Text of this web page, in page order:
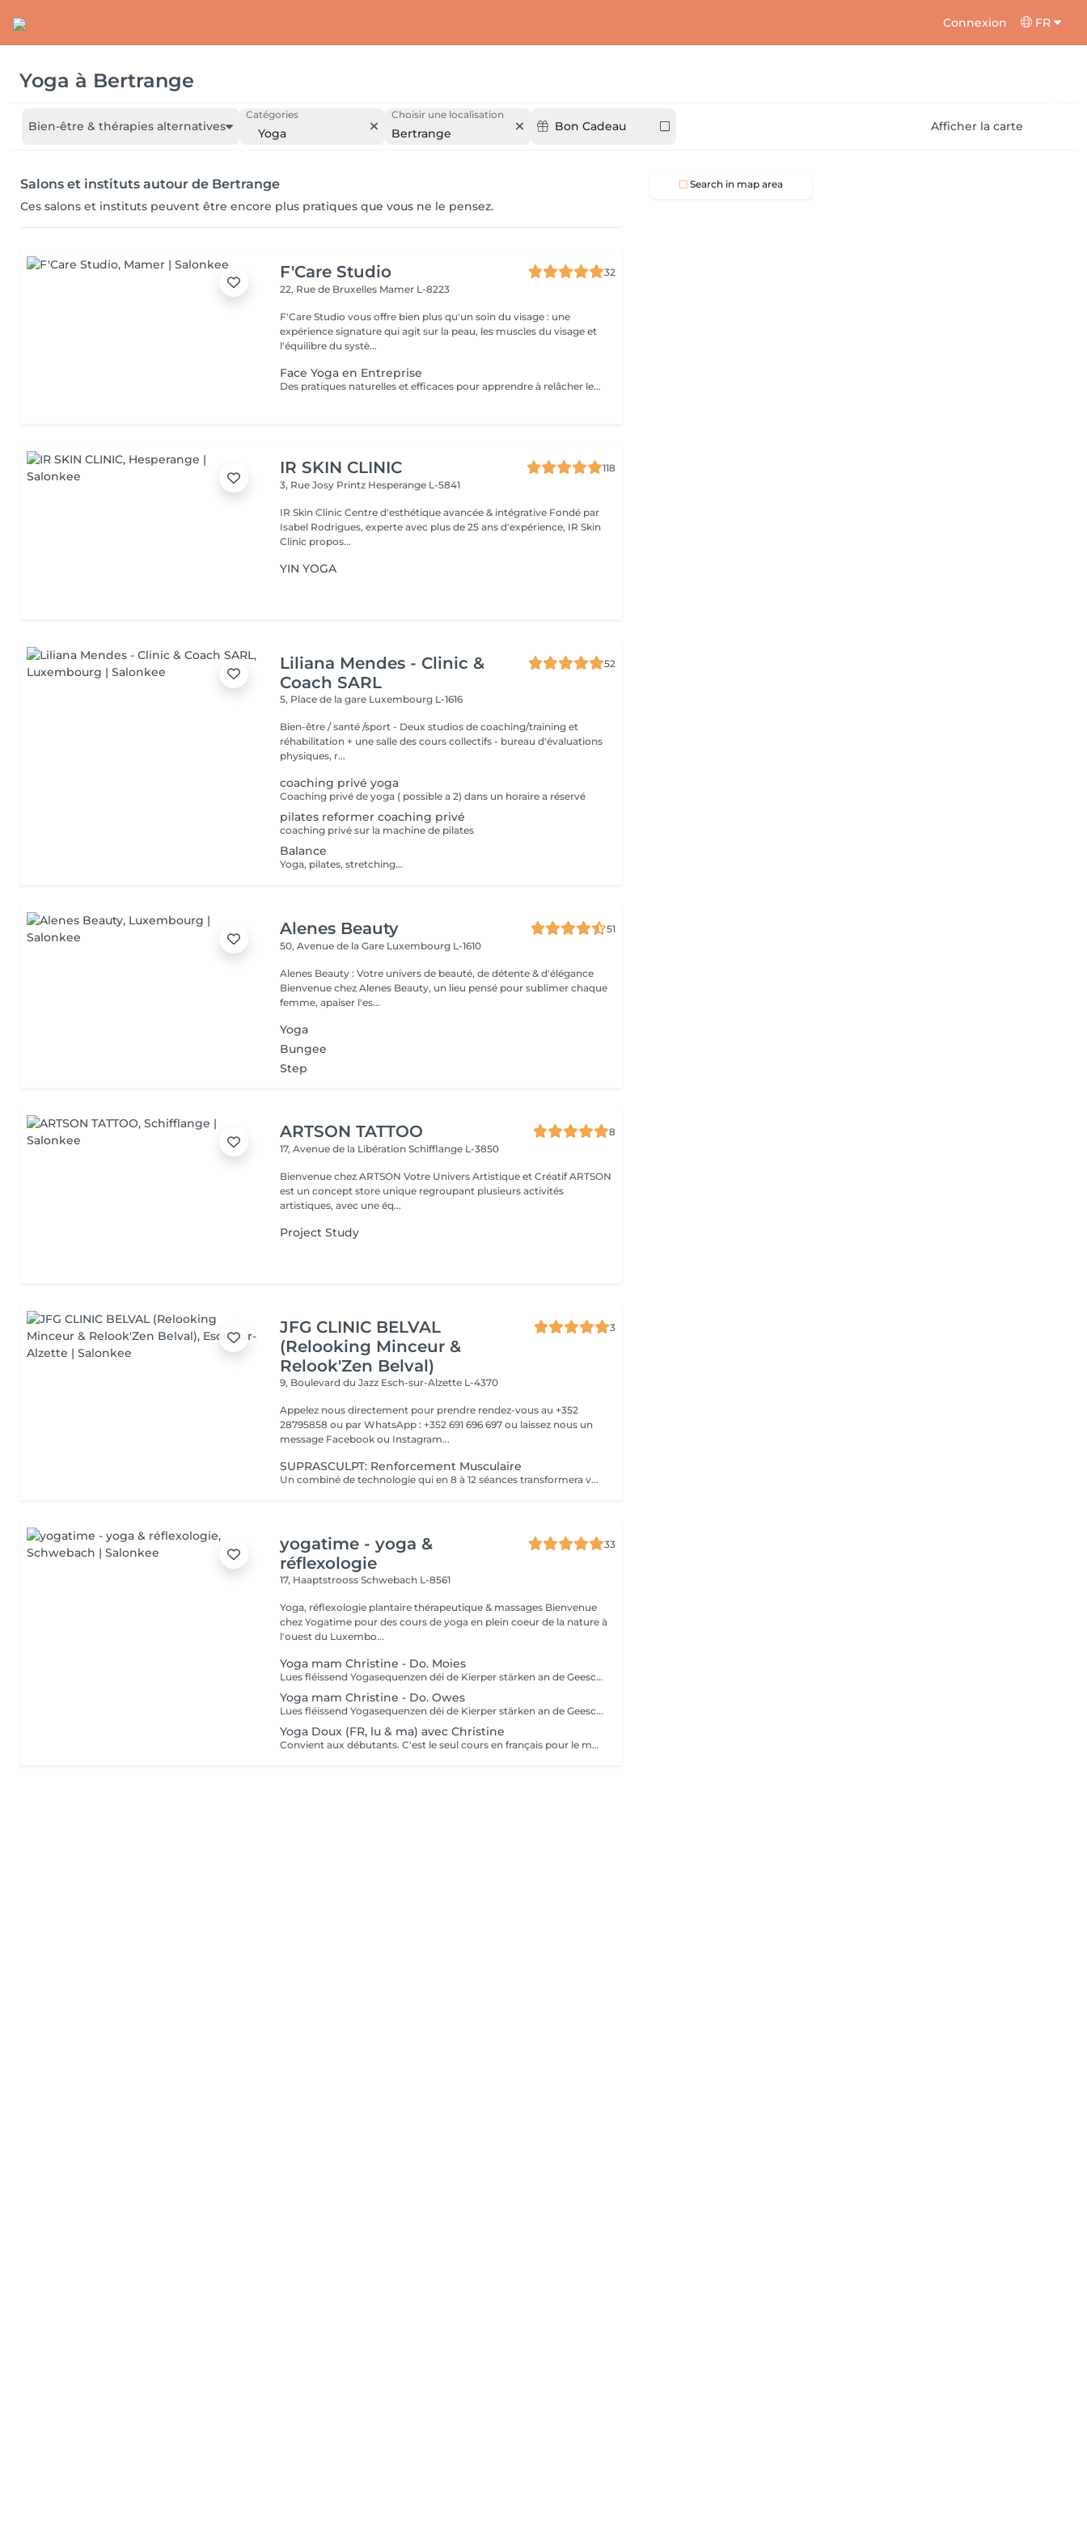
Connexion FR
Yoga à Bertrange
Bien-être & thérapies alternatives
Catégories
Yoga
Choisir une localisation
Bertrange Bon Cadeau Afficher la carte
Salons et instituts autour de Bertrange
Ces salons et instituts peuvent être encore plus pratiques que vous ne le pensez.
F'Care Studio
32
22, Rue de Bruxelles Mamer L-8223
F'Care Studio vous offre bien plus qu'un soin du visage : une
expérience signature qui agit sur la peau, les muscles du visage et
l'équilibre du systè...
Face Yoga en Entreprise
Des pratiques naturelles et efficaces pour apprendre à relâcher les tensions musculaires accumulées au cours de la journée, corriger la posture et défatiguer le regard. En associant la respiration aux exercices, le yoga du visage favorise la relaxation et la concentration mentale. Le Yoga du visage apporte une prise de conscience. C'est une boîte à outils dans laquelle chacun peut piocher l'outil qui répondra à son besoin au moment précis que ce soit un exercice, un automassage, un point d'acupression, le taping. C'est un véritable allié dans la prise en charge du bien-être de vos employés au quotidien ! Ce cours est pratiqué sur place, pour des groupes de 15 personnes maximum et ne nécessite aucun changement de tenue.
IR SKIN CLINIC
118
3, Rue Josy Printz Hesperange L-5841
IR Skin Clinic Centre d'esthétique avancée & intégrative Fondé par
Isabel Rodrigues, experte avec plus de 25 ans d'expérience, IR Skin
Clinic propos...
YIN YOGA
Liliana Mendes - Clinic &
Coach SARL
52
5, Place de la gare Luxembourg L-1616
Bien-être / santé /sport - Deux studios de coaching/training et
réhabilitation + une salle des cours collectifs - bureau d'évaluations
physiques, r...
coaching privé yoga
Coaching privé de yoga ( possible a 2) dans un horaire a réservé
pilates reformer coaching privé
coaching privé sur la machine de pilates
Balance
Yoga, pilates, stretching...
Alenes Beauty
51
50, Avenue de la Gare Luxembourg L-1610
Alenes Beauty : Votre univers de beauté, de détente & d'élégance
Bienvenue chez Alenes Beauty, un lieu pensé pour sublimer chaque
femme, apaiser l'es...
Yoga
Bungee
Step
ARTSON TATTOO
8
17, Avenue de la LibérationSchifflange L-3850
Bienvenue chez ARTSON Votre Univers Artistique et Créatif ARTSON
est un concept store unique regroupant plusieurs activités
artistiques, avec une éq...
Project Study
JFG CLINIC BELVAL
(Relooking Minceur &
Relook'Zen Belval)
3
9, Boulevard du Jazz Esch-sur-Alzette L-4370
Appelez nous directement pour prendre rendez-vous au +352
28795858 ou par WhatsApp : +352 691 696 697 ou laissez nous un
message Facebook ou Instagram...
SUPRASCULPT: Renforcement Musculaire
Un combiné de technologie qui en 8 à 12 séances transformera votre silhouette sur une zone du corps.. Des abdos développés? des cuisses tonifiées ?? des bras remodelés?? alors n'hésitez plus !!
yogatime - yoga &
réflexologie
33
17, HaaptstroossSchwebach L-8561
Yoga, réflexologie plantaire thérapeutique & massages Bienvenue
chez Yogatime pour des cours de yoga en plein coeur de la nature à
l'ouest du Luxembo...
Yoga mam Christine - Do. Moies
Lues fléissend Yogasequenzen déi de Kierper stärken an de Geescht entspanen. Fir Leit mat Yogaerfahrung an Ufänger.
Yoga mam Christine - Do. Owes
Lues fléissend Yogasequenzen déi de Kierper stärken an de Geescht entspanen. Fir Leit mat Yogaerfahrung an Ufänger.
Yoga Doux (FR, lu & ma) avec Christine
Convient aux débutants. C'est le seul cours en français pour le moment. Ce cours est composé d'exercices de mobilisation et de respiration, de postures de yoga simples et douces pour les articulations, les mouvements sont effectués lentement. Nous utilisons des briques, des coussins ou des chaises pour rendre certaines postures plus accessibles.
Search in map area